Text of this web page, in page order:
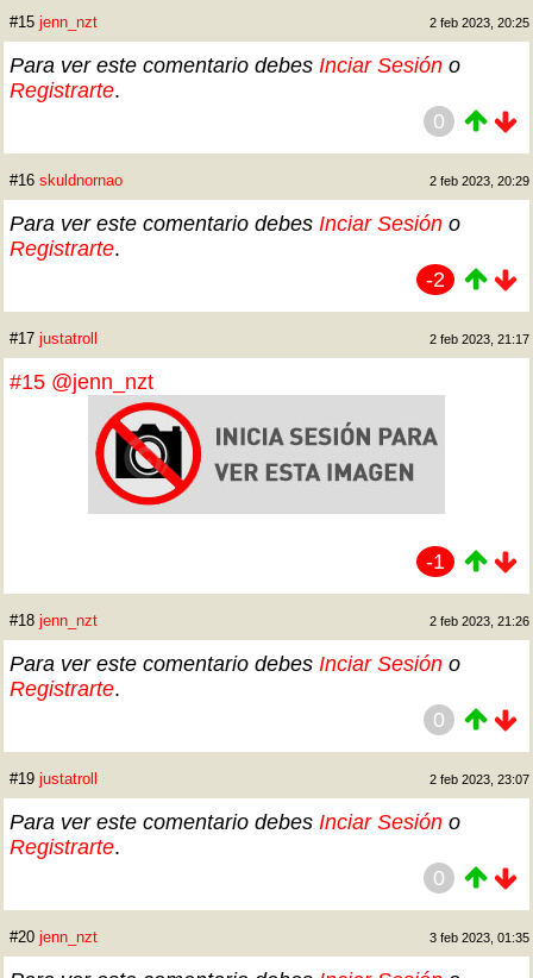
#15 jenn_nzt 2 feb 2023, 20:25
Para ver este comentario debes Inciar Sesión o
Registrarte.
0
#16 skuldnornao 2 feb 2023, 20:29
Para ver este comentario debes Inciar Sesión o
Registrarte.
-2
#17 justatroll 2 feb 2023, 21:17
#15 @jenn_nzt
-1
#18 jenn_nzt 2 feb 2023, 21:26
Para ver este comentario debes Inciar Sesión o
Registrarte.
0
#19 justatroll 2 feb 2023, 23:07
Para ver este comentario debes Inciar Sesión o
Registrarte.
0
#20 jenn_nzt 3 feb 2023, 01:35